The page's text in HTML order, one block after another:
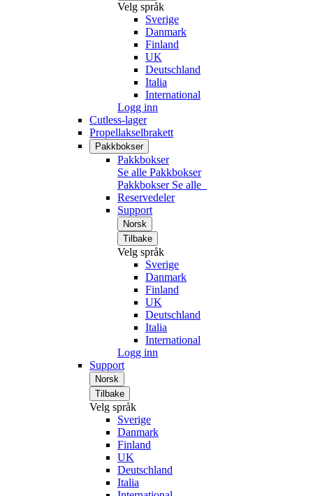
Velg språk
Sverige
Danmark
Finland
UK
Deutschland
Italia
International
Logg inn
Cutless-lager
Propellakselbrakett
Pakkbokser
Pakkbokser
Se alle Pakkbokser
Pakkbokser Se alle
Reservedeler
Support
Norsk
Tilbake
Velg språk
Sverige
Danmark
Finland
UK
Deutschland
Italia
International
Logg inn
Support
Norsk
Tilbake
Velg språk
Sverige
Danmark
Finland
UK
Deutschland
Italia